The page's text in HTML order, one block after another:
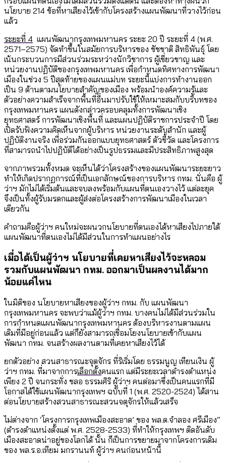
นโยบาย 214 ข้อที่หาเสียงไว้เข้ากับโครงสร้างแผนพัฒนาที่วางไว้ก่อน
แล้ว
ระยะที่ 4 แผนพัฒนากรุงเทพมหานคร ระยะ 20 ปี ระยะที่ 4 (พ.ศ.
2571–2575) จัดทำขึ้นในสมัยการบริหารของ ชัชชาติ สิทธิพันธุ์ โดย
เน้นกระบวนการมีส่วนร่วมระหว่างนักวิชาการ ผู้เชี่ยวชาญ และ
หน่วยงานปฏิบัติของกรุงเทพมหานคร เพื่อกำหนดทิศทางการพัฒนา
เมืองในช่วง 5 ปีสุดท้ายของแผนแม่บท ระยะนี้แบ่งการทำงานออก
เป็น 9 ด้านตามนโยบายสำคัญของเมือง พร้อมนำองค์ความรู้และ
ตัวอย่างความสำเร็จจากพื้นที่อื่นมาปรับใช้ให้เหมาะสมกับบริบทของ
กรุงเทพมหานคร แผนดังกล่าวครอบคลุมทั้งการพัฒนาเชิง
ยุทธศาสตร์ การพัฒนาเชิงพื้นที่ และแผนปฏิบัติราชการประจำปี โดย
เปิดรับฟังความคิดเห็นจากผู้บริหาร หน่วยงานระดับสำนัก และผู้
ปฏิบัติงานจริง เพื่อร่วมกันออกแบบยุทธศาสตร์ ตัวชี้วัด และโครงการ
ที่สามารถนำไปปฏิบัติได้อย่างเป็นรูปธรรมและมีประสิทธิภาพสูงสุด
จากภาพรวมทั้งหมด จะเห็นได้ว่าโครงสร้างของแผนพัฒนาระยะยาว
ทำให้เกิดปรากฏการณ์ที่เป็นเอกลักษณ์ของการบริหาร กทม. นั่นคือ ผู้
ว่าฯ มักไม่ได้เริ่มต้นและจบลงพร้อมกับแผนที่ตนเองวางไว้ แต่ละยุค
จึงเป็นทั้งผู้รับมรดกและผู้ส่งต่อโครงสร้างการพัฒนาเมืองในเวลา
เดียวกัน
คำถามคือผู้ว่าฯ คนใหม่จะผนวกนโยบายที่ตนเองได้หาเสียงไปภายใต้
แผนพัฒนาที่ตนเองไม่ได้มีส่วนในการทำแผนอย่างไร
เมื่อได้เป็นผู้ว่าฯ นโยบายที่เคยหาเสียงไว้จะหลอม
รวมกับแผนพัฒนา กทม. ออกมาเป็นผลงานได้มาก
น้อยแค่ไหน
ในมิติของ นโยบายหาเสียงของผู้ว่าฯ กทม. กับ แผนพัฒนา
กรุงเทพมหานคร จะพบว่าแม้ผู้ว่าฯ กทม. บางคนไม่ได้มีส่วนร่วมใน
การกำหนดแผนพัฒนากรุงเทพมหานคร ต้องบริหารงานตามแผน
เดิมที่มีอยู่ก่อนแล้ว แต่ก็ยังสามารถเชื่อมโยงนโยบายเข้ากับแผน
พัฒนา กทม. จนสร้างผลงานตามที่เคยหาเสียงไว้ได้
ยกตัวอย่าง สวนสาธารณะจุตจักร ที่ริเริ่มโดย ธรรมนูญ เทียนเงิน ผู้
ว่าฯ กทม. ที่มาจากการเลือกตั้งคนแรก แต่มีระยะเวลาดำรงตำแหน่ง
เพียง 2 ปี จนกระทั่ง ชลอ ธรรมศิริ ผู้ว่าฯ คนต่อมาซึ่งเป็นคนแรกที่มี
โอกาสได้ใช้แผนพัฒนากรุงเทพฯ ฉบับที่ 1 (พ.ศ. 2520-2524) ได้สาน
ต่อนโยบายสร้างสวนสาธารณะสวนจตุจักรให้แล้วเสร็จ
ไม่ต่างจาก ‘โครงการกรุงเทพเมืองสะอาด’ ของ พล.ต.จำลอง ศรีเมือง“
(ดำรงตำแหน่งตั้งแต่ พ.ศ. 2528-2533) ที่ทำให้กรุงเทพฯ ติดอันดับ
เมืองสะอาดน่าอยู่ของโลกได้ นั้น ก็เป็นการขยายมาจากโครงการเดิม
ของ พล.ร.อ.เทียม มกรานนท์ ผู้ว่าฯ คนก่อนหน้านี้